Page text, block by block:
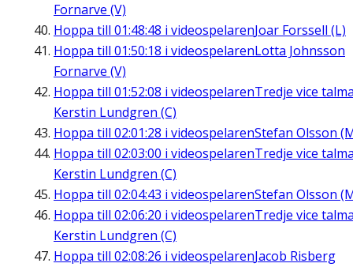
Fornarve (V)
Hoppa till 01:48:48 i videospelarenJoar Forssell (L)
Hoppa till 01:50:18 i videospelarenLotta Johnsson
Fornarve (V)
Hoppa till 01:52:08 i videospelarenTredje vice
Kerstin Lundgren (C)
Hoppa till 02:01:28 i videospelarenStefan Olsson
Hoppa till 02:03:00 i videospelarenTredje vice
Kerstin Lundgren (C)
Hoppa till 02:04:43 i videospelarenStefan Olsson
Hoppa till 02:06:20 i videospelarenTredje vice
Kerstin Lundgren (C)
Hoppa till 02:08:26 i videospelarenJacob Risberg